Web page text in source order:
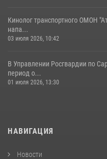
Кинолог транспортного ОМОН
напа...
03 июля 2026, 10:42
В Управлении Росгвардии по
период о...
01 июля 2026, 13:30
НАВИГАЦИЯ
Новости